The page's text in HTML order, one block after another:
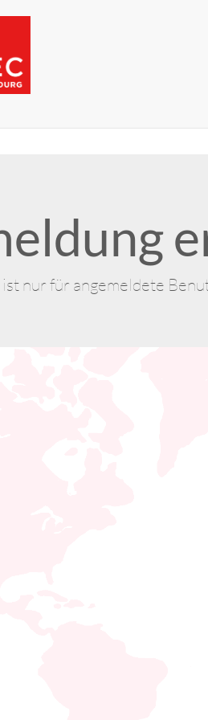
nur für angemeldete